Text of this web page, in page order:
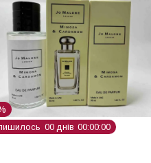
00 днів 00 00 00